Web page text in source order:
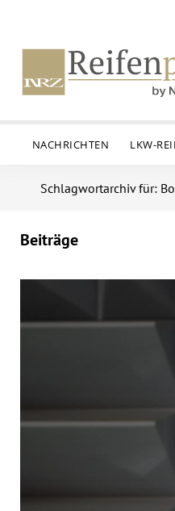
NACHRICHTEN LKW-
Schlagwortarchiv für:
Beiträge